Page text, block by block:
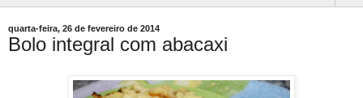
quarta-feira, 26 de fevereiro de 2014
Bolo integral com abacaxi